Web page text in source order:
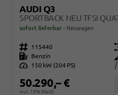
AUDI Q3
sofort lieferbar Neuwagen
Fahrzeugnr. 115440
Kraftstoff
Benzin
Leistung
150 kW (204 PS)
50.290,– €
incl. 19% MwSt.